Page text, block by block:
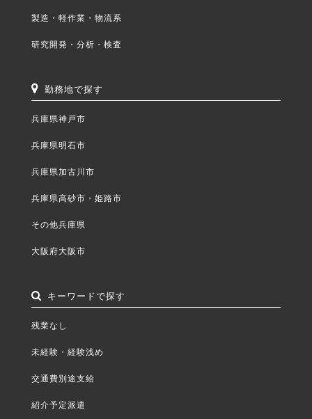
製造・軽作業・物流系
研究開発・分析・検査
勤務地で探す
兵庫県神戸市
兵庫県明石市
兵庫県加古川市
兵庫県高砂市・姫路市
その他兵庫県
大阪府大阪市
キーワードで探す
残業なし
未経験・経験浅め
交通費別途支給
紹介予定派遣